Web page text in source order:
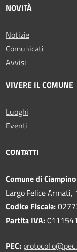
NOVITÀ
Notizie
Comunicati
Avvisi
VIVERE IL COMUNE
Luoghi
Eventi
CONTATTI
Comune di Ciampino
Largo Felice Armati,
Codice Fiscale:
Partita IVA:
PEC: